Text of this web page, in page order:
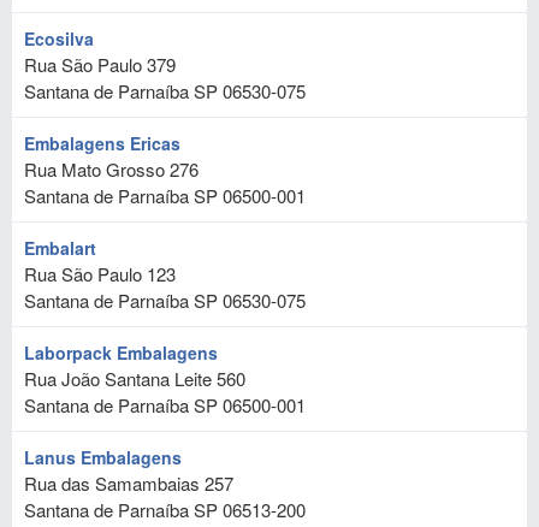
Ecosilva
Rua São Paulo 379
Santana de ParnaíbaSP06530-075
Embalagens Ericas
Rua Mato Grosso 276
Santana de ParnaíbaSP06500-001
Embalart
Rua São Paulo 123
Santana de ParnaíbaSP06530-075
Laborpack Embalagens
Rua João Santana Leite 560
Santana de ParnaíbaSP06500-001
Lanus Embalagens
Rua das Samambaias 257
Santana de ParnaíbaSP06513-200